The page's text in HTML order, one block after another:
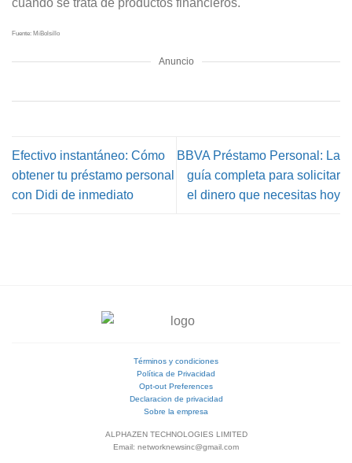
cuando se trata de productos financieros.
Fuente: MiBolsillo
Anuncio
Efectivo instantáneo: Cómo
obtener tu préstamo personal
con Didi de inmediato
BBVA Préstamo Personal: La
guía completa para solicitar
el dinero que necesitas hoy
Términos y condiciones
Política de Privacidad
Opt-out Preferences
Declaracion de privacidad
Sobre la empresa
ALPHAZEN TECHNOLOGIES LIMITED
Email: networknewsinc@gmail.com